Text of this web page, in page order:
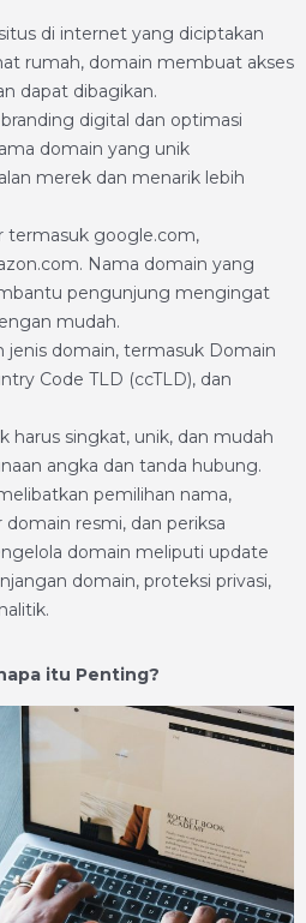
di internet yang diciptakan
rumah, domain membuat akses
dapat dibagikan.
digital dan optimasi
domain yang unik
merek dan menarik lebih
termasuk google.com,
Nama domain yang
pengunjung mengingat
mudah.
domain, termasuk Domain
Code TLD (ccTLD), dan
harus singkat, unik, dan mudah
angka dan tanda hubung.
pemilihan nama,
resmi, dan periksa
domain meliputi update
domain, proteksi privasi,
itu Penting?